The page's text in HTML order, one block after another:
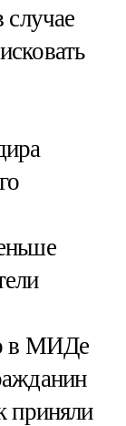
случае
в МИДе
приняли